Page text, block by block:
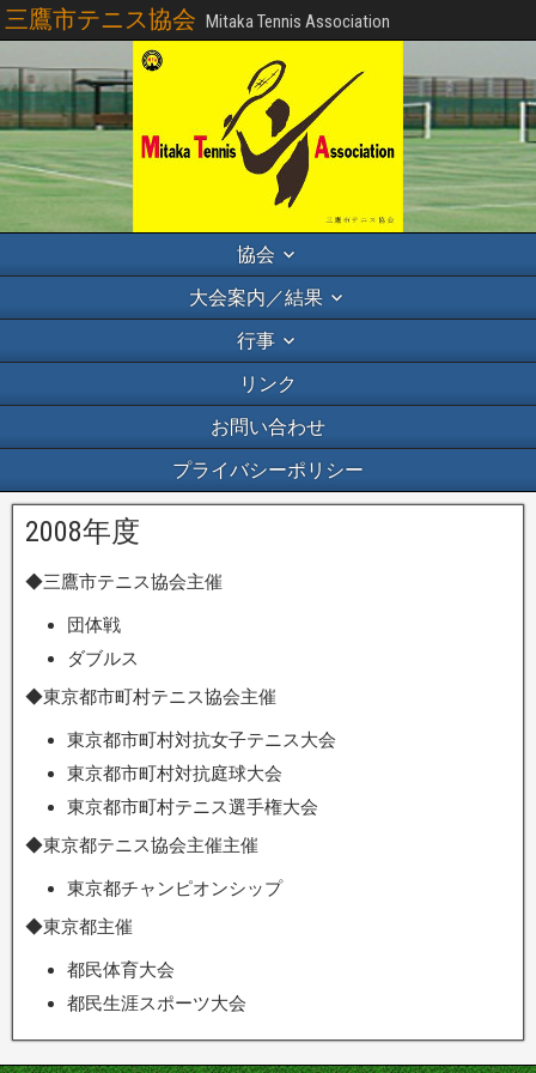
三鷹市テニス協会 Mitaka Tennis Association
協会
大会案内／結果
行事
リンク
お問い合わせ
プライバシーポリシー
2008年度
◆三鷹市テニス協会主催
団体戦
ダブルス
◆東京都市町村テニス協会主催
東京都市町村対抗女子テニス大会
東京都市町村対抗庭球大会
東京都市町村テニス選手権大会
◆東京都テニス協会主催主催
東京都チャンピオンシップ
◆東京都主催
都民体育大会
都民生涯スポーツ大会